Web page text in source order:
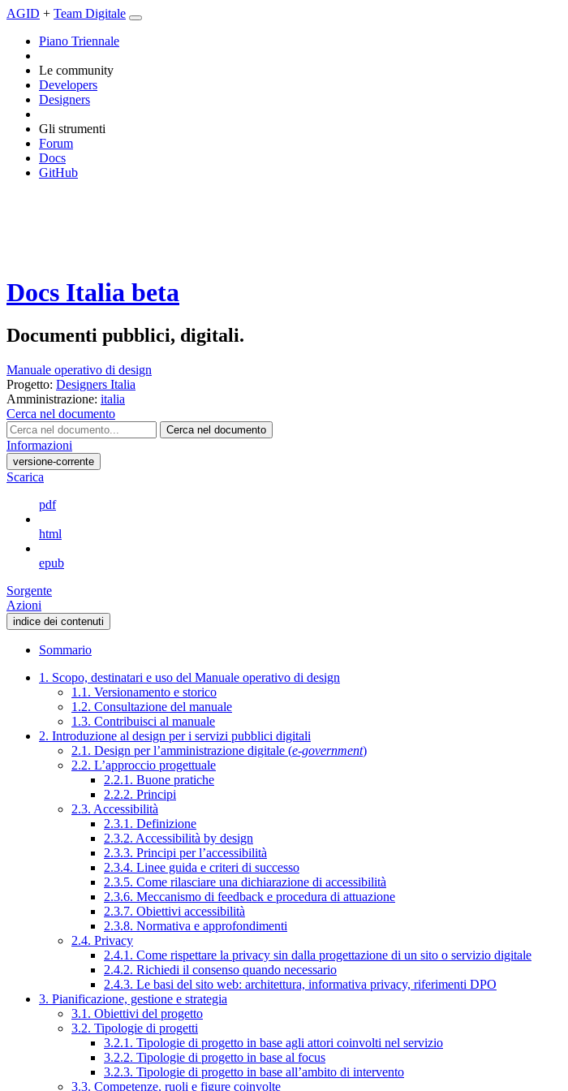
AGID + Team Digitale
Piano Triennale
Le community
Developers
Designers
Gli strumenti
Forum
Docs
GitHub
Docs Italia beta
Documenti pubblici, digitali.
Manuale operativo di design
Progetto: Designers Italia
Amministrazione: italia
Cerca nel documento
Cerca nel documento
Informazioni
versione-corrente
Scarica
pdf
html
epub
Sorgente
Azioni
indice dei contenuti
Sommario
1. Scopo, destinatari e uso del Manuale operativo di design
1.1. Versionamento e storico
1.2. Consultazione del manuale
1.3. Contribuisci al manuale
2. Introduzione al design per i servizi pubblici digitali
2.1. Design per l’amministrazione digitale (e-government)
2.2. L’approccio progettuale
2.2.1. Buone pratiche
2.2.2. Principi
2.3. Accessibilità
2.3.1. Definizione
2.3.2. Accessibilità by design
2.3.3. Principi per l’accessibilità
2.3.4. Linee guida e criteri di successo
2.3.5. Come rilasciare una dichiarazione di accessibilità
2.3.6. Meccanismo di feedback e procedura di attuazione
2.3.7. Obiettivi accessibilità
2.3.8. Normativa e approfondimenti
2.4. Privacy
2.4.1. Come rispettare la privacy sin dalla progettazione di un sito o servizio digitale
2.4.2. Richiedi il consenso quando necessario
2.4.3. Le basi del sito web: architettura, informativa privacy, riferimenti DPO
3. Pianificazione, gestione e strategia
3.1. Obiettivi del progetto
3.2. Tipologie di progetti
3.2.1. Tipologie di progetto in base agli attori coinvolti nel servizio
3.2.2. Tipologie di progetto in base al focus
3.2.3. Tipologie di progetto in base all’ambito di intervento
3.3. Competenze, ruoli e figure coinvolte